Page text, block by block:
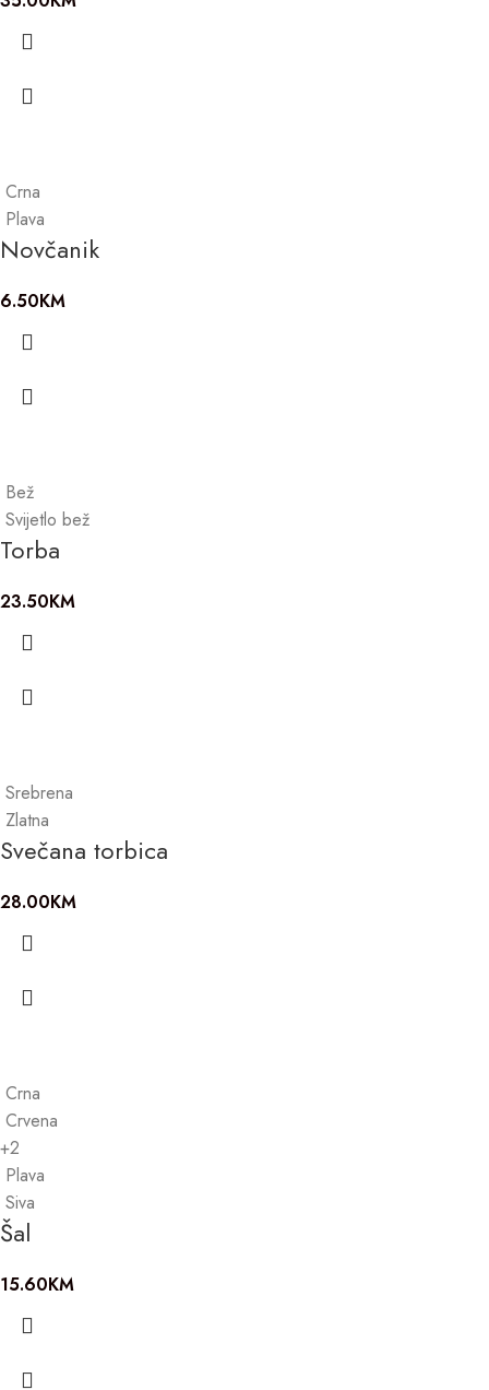
Crna
Plava
Novčanik
6.50KM
Bež
Svijetlo bež
Torba
23.50KM
Srebrena
Zlatna
Svečana torbica
28.00KM
Crna
Crvena
+2
Plava
Siva
Šal
15.60KM